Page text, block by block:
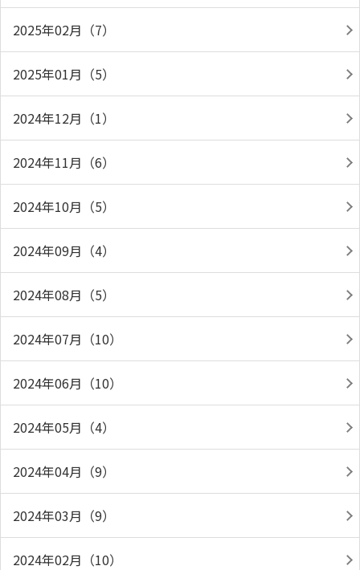
2025年02月（7）
2025年01月（5）
2024年12月（1）
2024年11月（6）
2024年10月（5）
2024年09月（4）
2024年08月（5）
2024年07月（10）
2024年06月（10）
2024年05月（4）
2024年04月（9）
2024年03月（9）
2024年02月（10）